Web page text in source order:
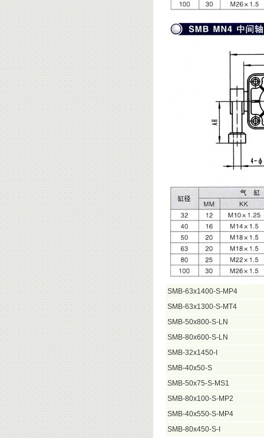
SMB-63x1400-S-MP4
SMB-63x1300-S-MT4
SMB-50x800-S-LN
SMB-80x600-S-LN
SMB-32x1450-I
SMB-40x50-S
SMB-50x75-S-MS1
SMB-80x100-S-MP2
SMB-40x550-S-MP4
SMB-80x450-S-I